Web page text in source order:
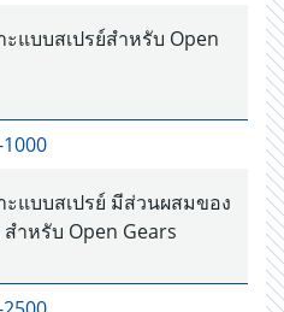
แบบสเปรย์สำหรับ Open
1000
แบบสเปรย์ มีส่วนผสมของ
ำหรับ Open Gears